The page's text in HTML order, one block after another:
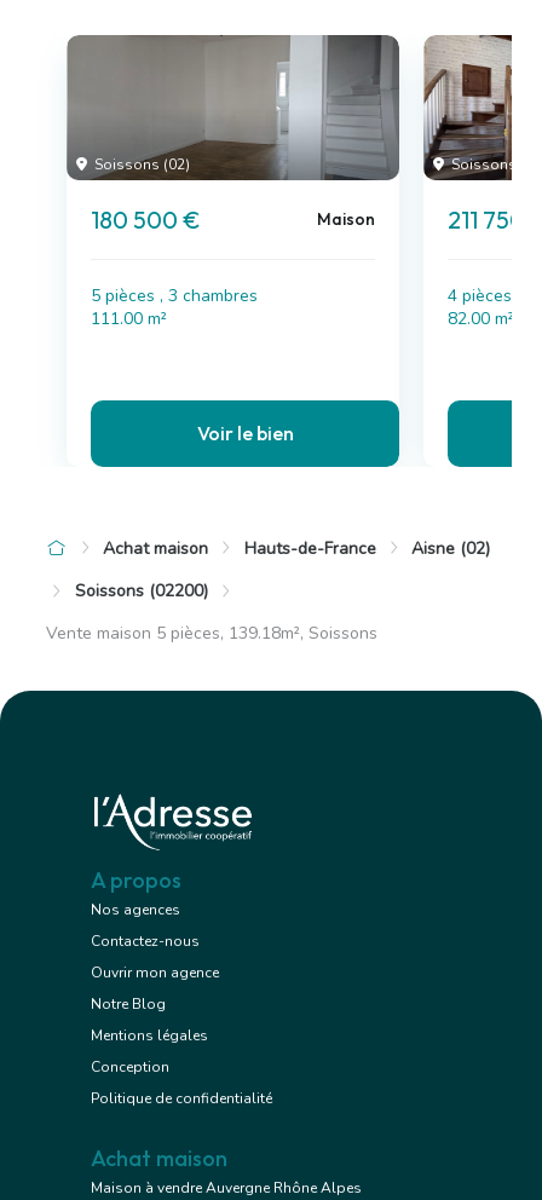
Soissons (02)
180 500 € Maison
5 pièces , 3 chambres
111.00 m²
Voir le bien
Soissons
211 750
4 pièces , 3
82.00 m²
Achat maison Hauts-de-France
Aisne (02)
Soissons (02200)
Vente maison 5 pièces, 139.18m², Soissons
A propos
Nos agences
Contactez-nous
Ouvrir mon agence
Notre Blog
Mentions légales
Conception
Politique de confidentialité
Achat maison
Maison à vendre Auvergne Rhône Alpes